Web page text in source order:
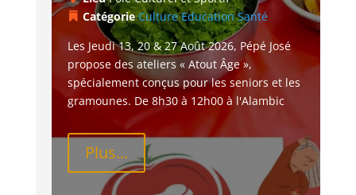
CatégorieCulture Education Santé
Les Jeudi 13, 20 & 27 Août 2026, Pépé José
propose des ateliers « Atout Âge »,
spécialement conçus pour les seniors et les
gramounes. De 8h30 à 12h00 à l'Alambic
Plus...